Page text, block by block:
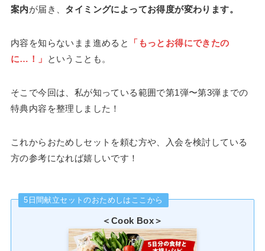
案内が届き、 タイミングによってお得度が変わります。
内容を知らないまま進めると
「もっとお得にできたの
に…！」
ということも。
そこで今回は、私が知っている範囲で第1弾〜第3弾までの
特典内容を整理しました！
これからおためしセットを頼む方や、入会を検討している
方の参考になれば嬉しいです！
5日間献立セットのおためしはここから
＜Cook Box＞